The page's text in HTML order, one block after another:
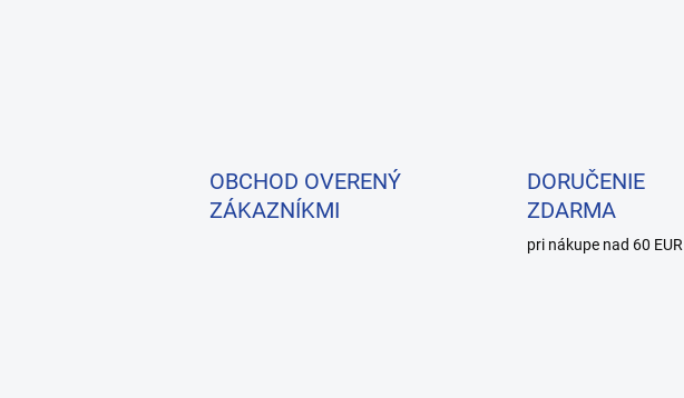
OBCHOD OVERENÝ
ZÁKAZNÍKMI
DORUČENIE
ZDARMA
pri nákupe nad 60 EUR